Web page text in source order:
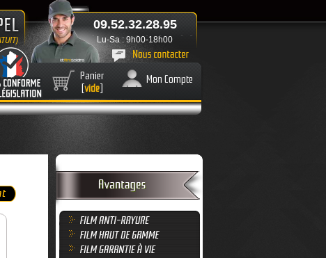
Lu-Sa : 9h00-18h00
09.52.32.28.95
Panier
[vide]
Mon Compte